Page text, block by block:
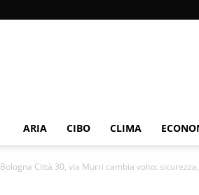
ARIA CIBO CLIMA
Bologna Città 30, via Murri cambia volto: